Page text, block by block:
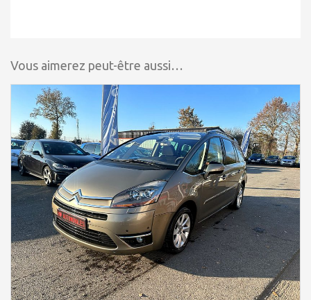
Vous aimerez peut-être aussi…